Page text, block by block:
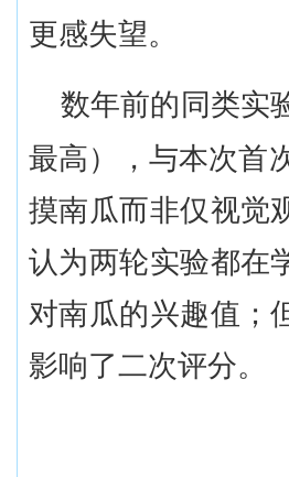
更感失望。
数年前的同类实
最高），与本次首
摸南瓜而非仅视觉
认为两轮实验都在
对南瓜的兴趣值；
影响了二次评分。